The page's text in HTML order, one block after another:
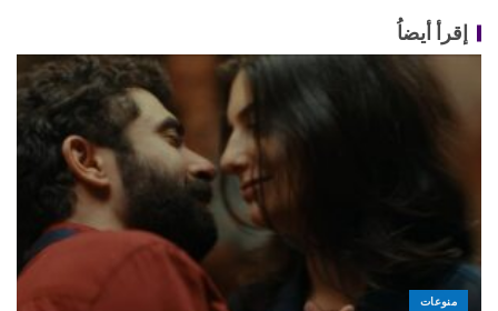
إقرأ أيضاُ
منوعات